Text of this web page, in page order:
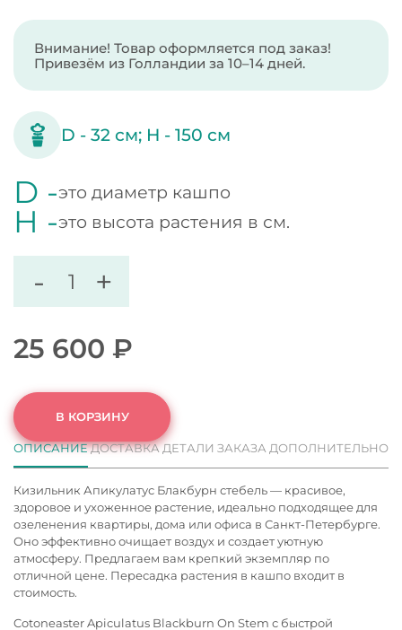
Внимание! Товар оформляется под заказ!
Привезём из Голландии за 10–14 дней.
D -32 см; H -150 см
D -это диаметр кашпо
H -это высота растения в см.
- +
25 600 ₽
В КОРЗИНУ
ОПИСАНИЕДОСТАВКАДЕТАЛИ ЗАКАЗА ДОПОЛНИТЕЛЬНО
Кизильник Апикулатус Блакбурн стебель — красивое,
здоровое и ухоженное растение, идеально подходящее для
озеленения квартиры, дома или офиса в Санкт-Петербурге.
Оно эффективно очищает воздух и создает уютную
атмосферу. Предлагаем вам крепкий экземпляр по
отличной цене. Пересадка растения в кашпо входит в
стоимость.
Cotoneaster Apiculatus Blackburn On Stem с быстрой